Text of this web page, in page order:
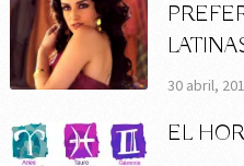
30 abril,
EL